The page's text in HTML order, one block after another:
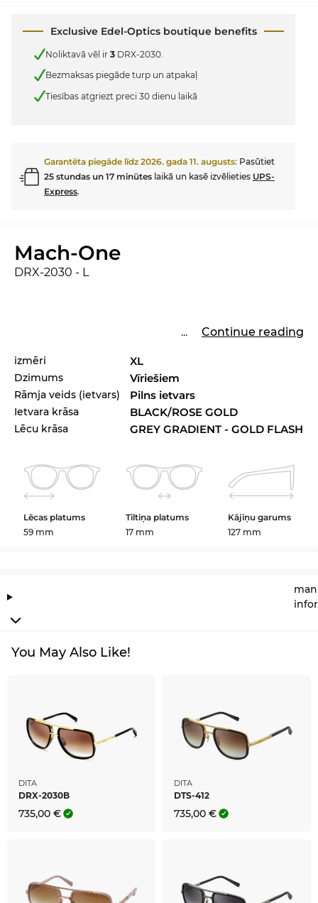
Exclusive Edel-Optics boutique benefits
Noliktavā vēl ir 3 DRX-2030.
Bezmaksas piegāde turp un atpakaļ
Tiesības atgriezt preci 30 dienu laikā
Garantēta piegāde līdz 2026. gada 11. augusts: Pasūtiet
25 stundas un 17 minūtes laikā un kasē izvēlieties UPS-
Express.
Mach-One
DRX-2030 - L
... Continue reading
izmēri XL
Dzimums Vīriešiem
Rāmja veids (ietvars) Pilns ietvars
Ietvara krāsa BLACK/ROSE GOLD
Lēcu krāsa GREY GRADIENT - GOLD FLASH
Lēcas platums
59 mm
Tiltiņa platums
17 mm
Kājiņu garums
127 mm
You May Also Like!
DITA
DRX-2030B
735,00 €
DITA
DTS-412
735,00 €